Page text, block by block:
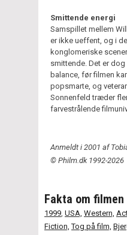
Smittende energi
Samspillet mellem
er ikke ueffent, og i
konglomeriske
smittende. Det er
balance, før filmen
popsmarte, og
Sonnenfeld træder
farvestrålende
Anmeldt i 2001 af
© Philm.dk 1992-2026
Fakta om filmen
1999 USA, Western,
Fiction, Tog på film,